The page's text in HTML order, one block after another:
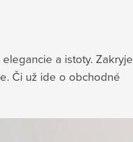
a istoty. Zakryje
Či už ide o obchodné